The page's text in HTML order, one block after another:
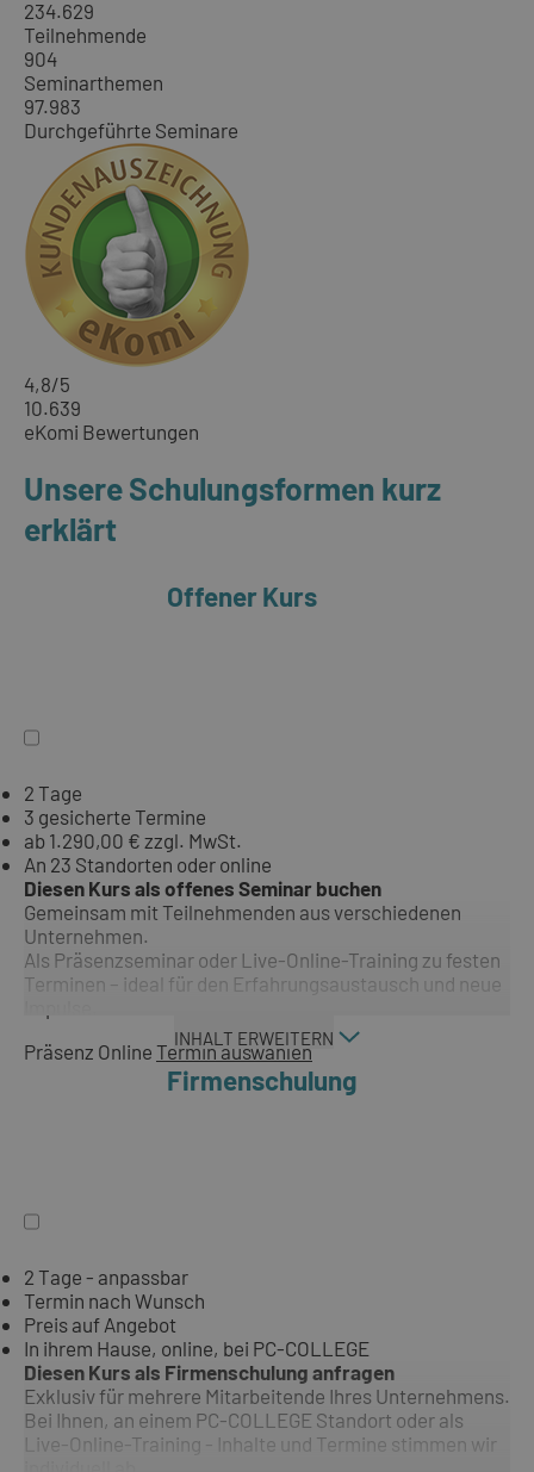
234.629
Teilnehmende
904
Seminarthemen
97.983
Durchgeführte Seminare
4,8/5
10.639
eKomi Bewertungen
Unsere Schulungsformen kurz
erklärt
Offener Kurs
2 Tage
3 gesicherte Termine
ab 1.290,00 € zzgl. MwSt.
An 23 Standorten oder online
Diesen Kurs als offenes Seminar buchen
Gemeinsam mit Teilnehmenden aus verschiedenen
Unternehmen.
Als Präsenzseminar oder Live-Online-Training zu festen
Terminen – ideal für den Erfahrungsaustausch und neue
INHALT ERWEITERN
Präsenz Online Termin auswählen
Firmenschulung
2 Tage - anpassbar
Termin nach Wunsch
Preis auf Angebot
In ihrem Hause, online, bei PC-COLLEGE
Diesen Kurs als Firmenschulung anfragen
Exklusiv für mehrere Mitarbeitende Ihres Unternehmens.
Bei Ihnen, an einem PC-COLLEGE Standort oder als
Live-Online-Training - Inhalte und Termine stimmen wir